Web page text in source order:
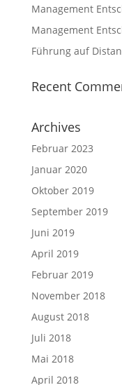
Management
Management
Führung auf
Recent
Archives
Februar 2023
Januar 2020
Oktober 2019
September 2019
Juni 2019
April 2019
Februar 2019
November 2018
August 2018
Juli 2018
Mai 2018
April 2018